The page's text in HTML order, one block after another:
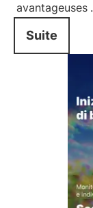
avantageuses .
Suite